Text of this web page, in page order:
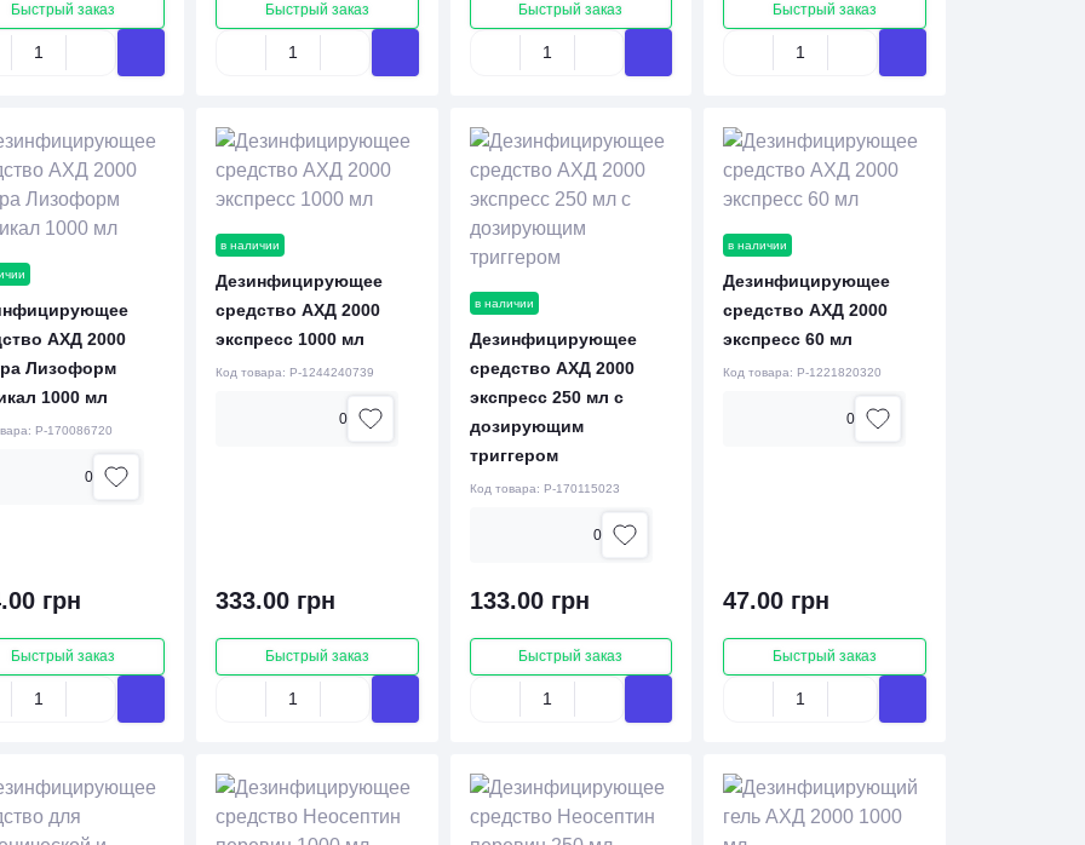
Быстрый заказ Быстрый заказ Быстрый заказ Быстрый заказ
АХД 2000
Лизоформ
1000 мл
P-170086720
0
грн
Быстрый заказ
в наличии
Дезинфицирующее
средство АХД 2000
экспресс 1000 мл
Код товара: P-1244240739
0
333.00 грн
Быстрый заказ
в наличии
Дезинфицирующее
средство АХД 2000
экспресс 250 мл с
дозирующим
триггером
Код товара: P-170115023
0
133.00 грн
Быстрый заказ
в наличии
Дезинфицирующее
средство АХД 2000
экспресс 60 мл
Код товара: P-1221820320
0
47.00 грн
Быстрый заказ